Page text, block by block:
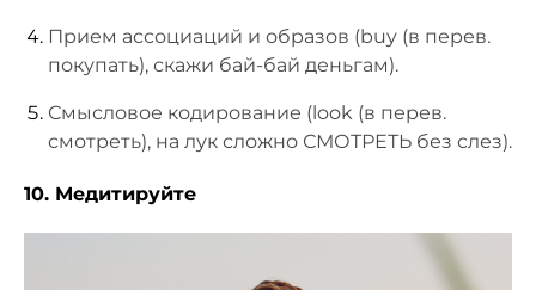
Прием ассоциаций и образов (buy (в перев.
покупать), скажи бай-бай деньгам).
Смысловое кодирование (look (в перев.
смотреть), на лук сложно СМОТРЕТЬ без слез).
10. Медитируйте